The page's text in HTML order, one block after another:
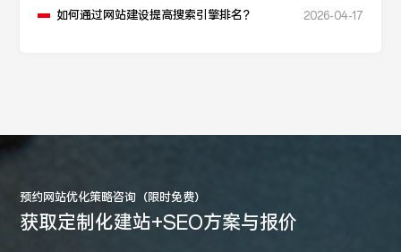
如何通过网站建设提高搜索引擎排名？ 2026-04-17
预约网站优化策略咨询（限时免费）
获取定制化建站+SEO方案与报价